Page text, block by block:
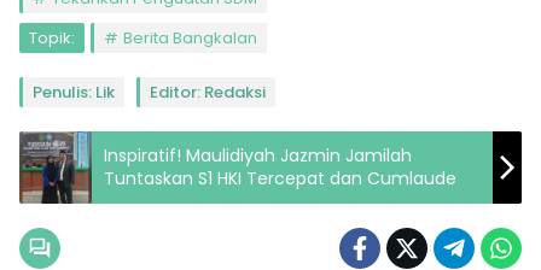
Topik:
Berita Bangkalan
Penulis: Lik Editor: Redaksi
Inspiratif! Maulidiyah Jazmin Jamilah
Tuntaskan S1 HKI Tercepat dan Cumlaude